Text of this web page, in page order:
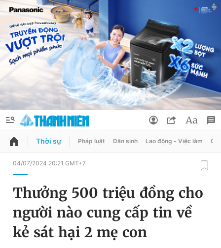
QUẢNG CÁO
Chuyên mục
Chuyên mục khác
Đổi mật khẩu
Tin đã lưu
Thời sự Pháp luật Dân sinh Lao động - Việc làm
04/07/2024 20:21 GMT+7
Thưởng 500 triệu đồng cho
người nào cung cấp tin về
kẻ sát hại 2 mẹ con